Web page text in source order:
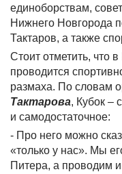
единоборствам,
Нижнего Новгорода
Тактаров, а также
Стоит отметить, что
проводится
размаха. По словам
Тактарова, Кубок –
и самодостаточное:
- Про него можно
«только у нас». Мы
Питера, а проводим